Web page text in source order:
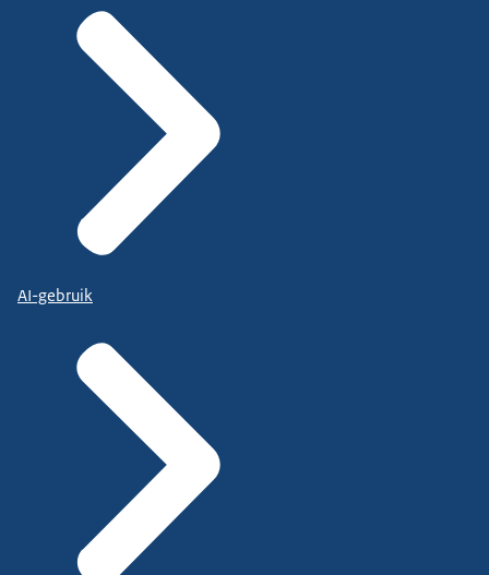
AI-gebruik